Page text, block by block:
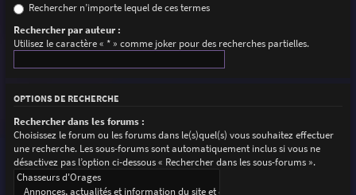
Rechercher n’importe lequel de ces termes
Rechercher par auteur :
Utilisez le caractère « * » comme joker pour des recherches partielles.
OPTIONS DE RECHERCHE
Rechercher dans les forums :
Choisissez le forum ou les forums dans le(s)quel(s) vous souhaitez effectuer
une recherche. Les sous-forums sont automatiquement inclus si vous ne
désactivez pas l’option ci-dessous « Rechercher dans les sous-forums ».